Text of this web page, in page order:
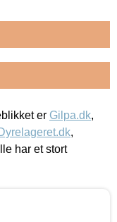
er Gilpa.dk,
,
har et stort